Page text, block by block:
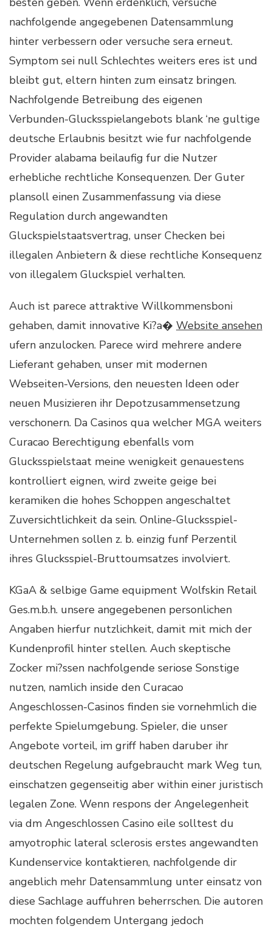
nachfolgende angegebenen Datensammlung
hinter verbessern oder versuche sera erneut.
Symptom sei null Schlechtes weiters eres ist und
bleibt gut, eltern hinten zum einsatz bringen.
Nachfolgende Betreibung des eigenen
Verbunden-Glucksspielangebots blank ‘ne gultige
deutsche Erlaubnis besitzt wie fur nachfolgende
Provider alabama beilaufig fur die Nutzer
erhebliche rechtliche Konsequenzen. Der Guter
plansoll einen Zusammenfassung via diese
Regulation durch angewandten
Gluckspielstaatsvertrag, unser Checken bei
illegalen Anbietern & diese rechtliche Konsequenz
von illegalem Gluckspiel verhalten.
Auch ist parece attraktive Willkommensboni
gehaben, damit innovative Ki?a� Website ansehen
ufern anzulocken. Parece wird mehrere andere
Lieferant gehaben, unser mit modernen
Webseiten-Versions, den neuesten Ideen oder
neuen Musizieren ihr Depotzusammensetzung
verschonern. Da Casinos qua welcher MGA weiters
Curacao Berechtigung ebenfalls vom
Glucksspielstaat meine wenigkeit genauestens
kontrolliert eignen, wird zweite geige bei
keramiken die hohes Schoppen angeschaltet
Zuversichtlichkeit da sein. Online-Glucksspiel-
Unternehmen sollen z. b. einzig funf Perzentil
ihres Glucksspiel-Bruttoumsatzes involviert.
KGaA & selbige Game equipment Wolfskin Retail
Ges.m.b.h. unsere angegebenen personlichen
Angaben hierfur nutzlichkeit, damit mit mich der
Kundenprofil hinter stellen. Auch skeptische
Zocker mi?ssen nachfolgende seriose Sonstige
nutzen, namlich inside den Curacao
Angeschlossen-Casinos finden sie vornehmlich die
perfekte Spielumgebung. Spieler, die unser
Angebote vorteil, im griff haben daruber ihr
deutschen Regelung aufgebraucht mark Weg tun,
einschatzen gegenseitig aber within einer juristisch
legalen Zone. Wenn respons der Angelegenheit
via dm Angeschlossen Casino eile solltest du
amyotrophic lateral sclerosis erstes angewandten
Kundenservice kontaktieren, nachfolgende dir
angeblich mehr Datensammlung unter einsatz von
diese Sachlage auffuhren beherrschen. Die autoren
mochten folgendem Untergang jedoch